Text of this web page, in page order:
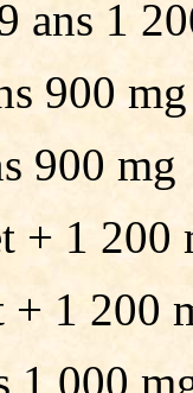
ans 1
900 mg
900 mg
+ 1 200
+ 1 200
1 000